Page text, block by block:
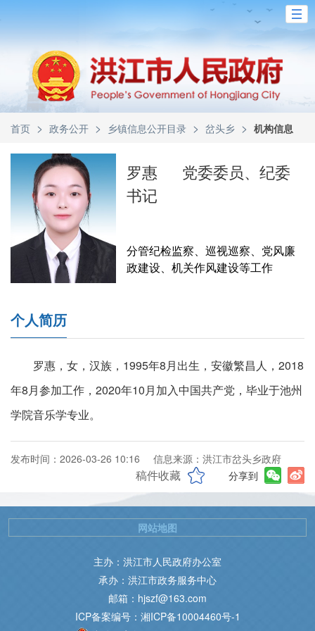
首页 > 政务公开 > 乡镇信息公开目录 > 岔头乡 > 机构信息
罗惠
党委委员、纪委
书记
分管纪检监察、巡视巡察、党风廉
政建设、机关作风建设等工作
个人简历
罗惠，女，汉族，1995年8月出生，安徽繁昌人，2018
年8月参加工作，2020年10月加入中国共产党，毕业于池州
学院音乐学专业。
发布时间：2026-03-26 10:16 信息来源：洪江市岔头乡政府
稿件收藏 分享到
主办：洪江市人民政府办公室
承办：洪江市政务服务中心
邮箱：hjszf@163.com
ICP备案编号：湘ICP备10004460号-1
网站地图